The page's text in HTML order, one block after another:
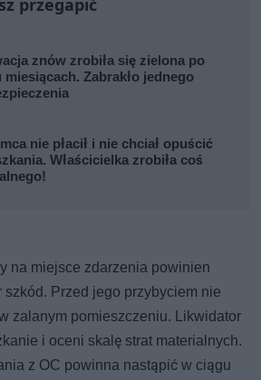
przegapić
znów zrobiła się zielona po
miesiącach. Zabrakło jednego
nie płacił i nie chciał opuścić
Właścicielka zrobiła coś
na miejsce zdarzenia powinien
Przed jego przybyciem nie
zalanym pomieszczeniu. Likwidator
i oceni skalę strat materialnych.
z OC powinna nastąpić w ciągu